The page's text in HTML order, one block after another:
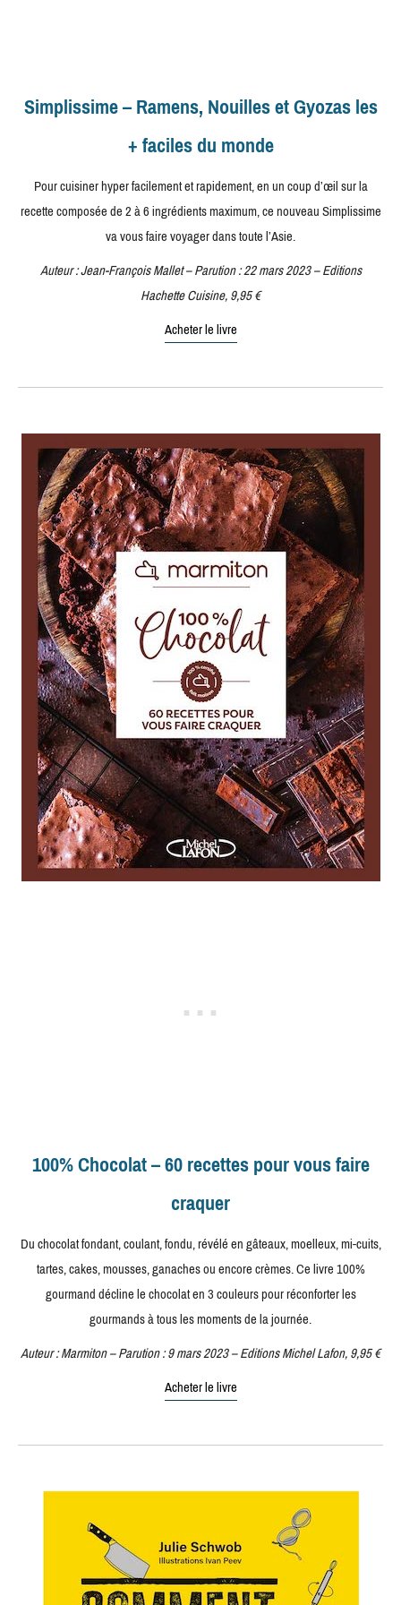
Simplissime – Ramens, Nouilles et Gyozas les
+ faciles du monde
Pour cuisiner hyper facilement et rapidement, en un coup d’œil sur la
recette composée de 2 à 6 ingrédients maximum, ce nouveau Simplissime
va vous faire voyager dans toute l’Asie.
Auteur : Jean-François Mallet – Parution : 22 mars 2023 – Editions
Hachette Cuisine, 9,95 €
Acheter le livre
100% Chocolat – 60 recettes pour vous faire
craquer
Du chocolat fondant, coulant, fondu, révélé en gâteaux, moelleux, mi-cuits,
tartes, cakes, mousses, ganaches ou encore crèmes. Ce livre 100%
gourmand décline le chocolat en 3 couleurs pour réconforter les
gourmands à tous les moments de la journée.
Auteur : Marmiton – Parution : 9 mars 2023 – Editions Michel Lafon, 9,95 €
Acheter le livre